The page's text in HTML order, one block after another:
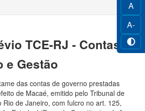
A
A-
TCE-RJ - Contas
e Gestão
das contas de governo prestadas
de Macaé, emitido pelo Tribunal de
Rio de Janeiro, com fulcro no art. 125,